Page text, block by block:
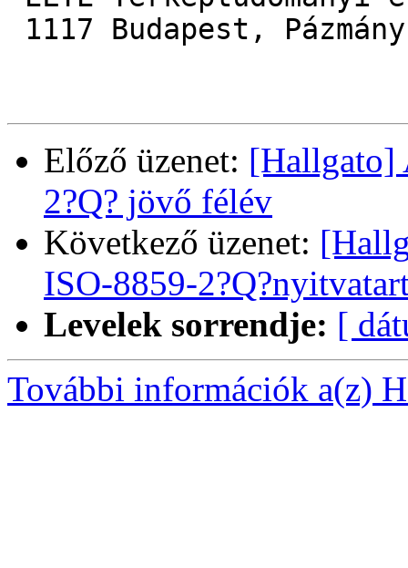
Előző üzenet: [Hallgato]
2?Q? jövő félév
Következő üzenet:
ISO-8859-
Levelek sorrendje: [
További információk a(z)